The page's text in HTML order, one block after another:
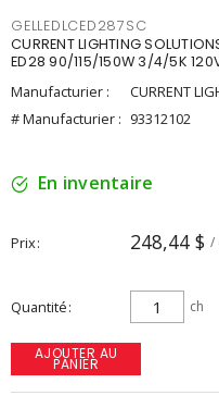
GELLEDLCED287SC
CURRENT LIGHTING
ED28 90/115/150W 3/4/5K
Manufacturier :
CURRENT
# Manufacturier : 93312102
En inventaire
Prix 248,44 $ /
Quantité ch
AJOUTER AU
PANIER